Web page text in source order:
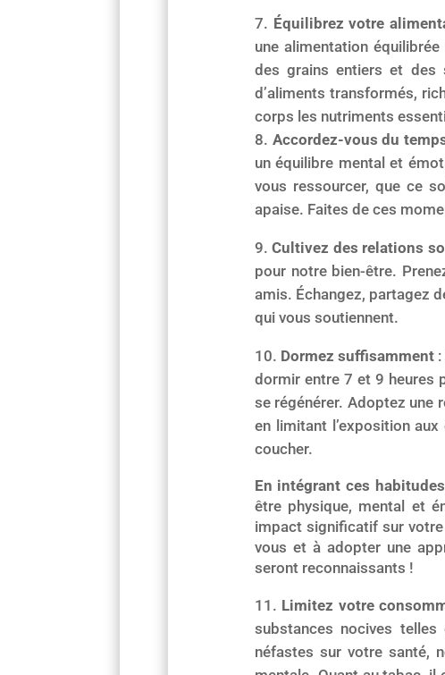
Équilibrez votre
une alimentation
des grains entiers et des
d’aliments transformés,
corps les nutriments
Accordez-vous du
un équilibre mental et
vous ressourcer, que ce
apaise. Faites de ces
Cultivez des relations
pour notre bien-être.
amis. Échangez, partagez
qui vous soutiennent.
Dormez suffisamment
dormir entre 7 et 9 heures
se régénérer. Adoptez une
en limitant l’exposition
coucher.
En intégrant ces
être physique, mental et
impact significatif sur
vous et à adopter une
seront reconnaissants !
Limitez votre
substances nocives telles
néfastes sur votre santé,